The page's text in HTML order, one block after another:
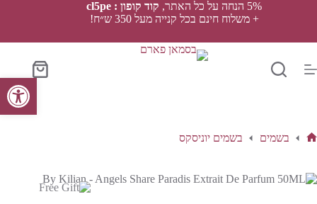
פתח סרגל נגישות
5% הנחה על כל האתר,
קוד קופון : cl5pe
+ משלוח חינם בכל קנייה מעל 350 ש״ח!
סל
הקניות
בשמים בשמים יוניסקס